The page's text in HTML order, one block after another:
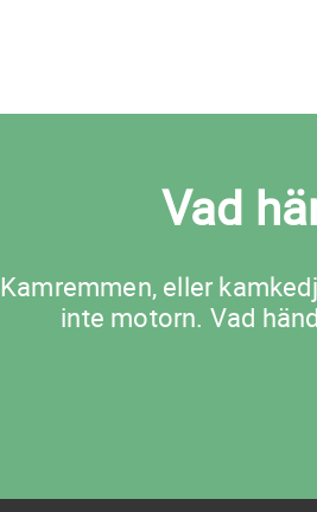
Vad
Kamremmen, eller
inte motorn. Vad